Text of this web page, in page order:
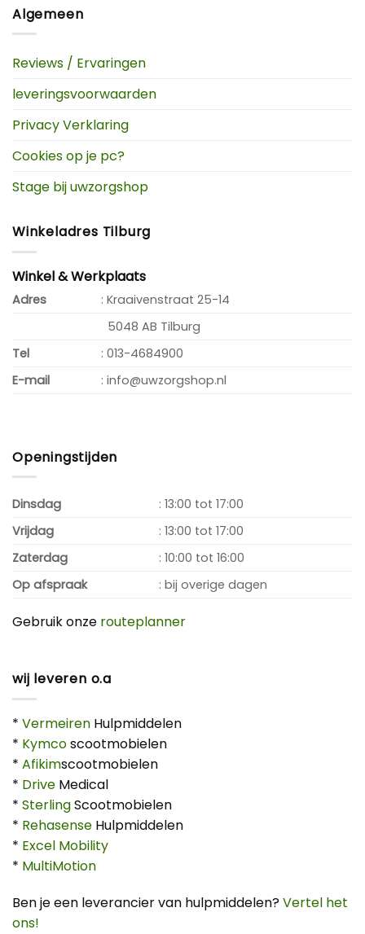
Algemeen
Reviews / Ervaringen
leveringsvoorwaarden
Privacy Verklaring
Cookies op je pc?
Stage bij uwzorgshop
Winkeladres Tilburg
Winkel & Werkplaats
Adres
: Kraaivenstraat 25-14
5048 AB Tilburg
Tel
: 013-4684900
E-mail
: info@uwzorgshop.nl
Openingstijden
Dinsdag
: 13:00 tot 17:00
Vrijdag
: 13:00 tot 17:00
Zaterdag
: 10:00 tot 16:00
Op afspraak
: bij overige dagen
Gebruik onze routeplanner
wij leveren o.a
* Vermeiren Hulpmiddelen
* Kymcoscootmobielen
* Afikimscootmobielen
* Drive Medical
* SterlingScootmobielen
* Rehasense Hulpmiddelen
* Excel Mobility
* MultiMotion
Ben je een leverancier van hulpmiddelen?Vertel het
ons!